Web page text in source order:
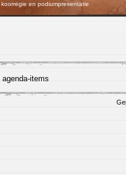
en podiumpresentatie
items